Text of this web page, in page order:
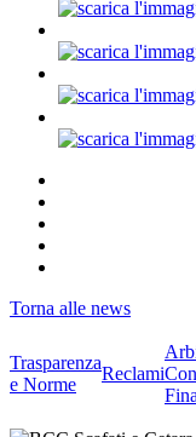
Torna alle news
Trasparenza
e Norme
Reclami